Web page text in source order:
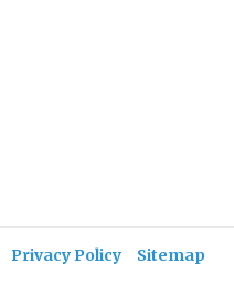
Privacy Policy Sitemap